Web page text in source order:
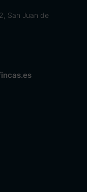
San Juan de